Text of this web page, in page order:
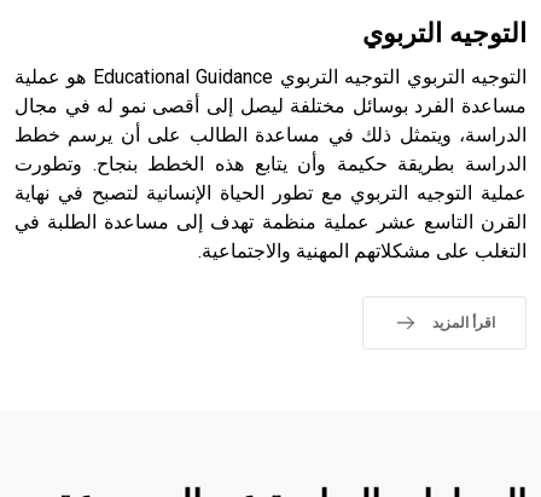
- هل تعلم أن أبجر Abgar اسم معروف جيداً يعود إلى عدد من
الملوك الذين حكموا مدينة إديسا (الرها) من أبجر الأول وحتى
التاسع، وهم ينتسبون إلى أسرة أوسروين
التوجيه التربوي
التوجيه التربوي التوجيه التربوي Educational Guidance هو عملية
مساعدة الفرد بوسائل مختلفة ليصل إلى أقصى نمو له في مجال
الدراسة، ويتمثل ذلك في مساعدة الطالب على أن يرسم خطط
الدراسة بطريقة حكيمة وأن يتابع هذه الخطط بنجاح. وتطورت
عملية التوجيه التربوي مع تطور الحياة الإنسانية لتصبح في نهاية
القرن التاسع عشر عملية منظمة تهدف إلى مساعدة الطلبة في
التغلب على مشكلاتهم المهنية والاجتماعية.
اقرأ المزيد